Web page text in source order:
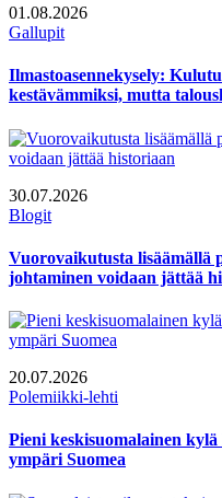
01.08.2026
Gallupit
Ilmastoasennekysely:
kestävämmiksi, mutta
30.07.2026
Blogit
Vuorovaikutusta lisäämällä
johtaminen voidaan jättää
20.07.2026
Polemiikki-lehti
Pieni keskisuomalainen
ympäri Suomea